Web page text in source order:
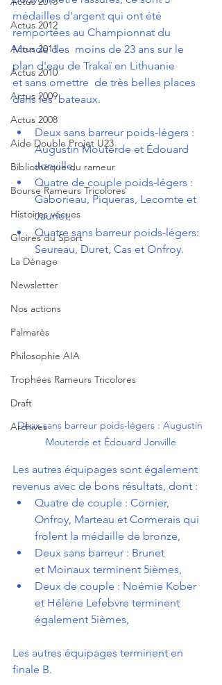
Actus 2012
Actus 2011
Actus 2010
Actus 2009
Actus 2008
Aide Double Projet U23
Bibliothèque du rameur
Bourse Rameurs Tricolores
Histoires vécues
Gloires du Sport
La Dénage
Newsletter
Nos actions
Palmarès
Philosophie AIA
Trophées Rameurs Tricolores
Draft
Archives
médailles d'argent qui ont été
remportées au Championnat du
Monde des  moins de 23 ans sur le
plan d'eau de Trakaï en Lithuanie
et sans omettre  de très belles places
dans les  bateaux.
Deux sans barreur poids-légers :
Augustin Mouterde et Édouard
Jonville,
Quatre de couple poids-légers :
Gaborieau, Piqueras, Lecomte et
Jaunet,
Quatre sans barreur poids-légers:
Seureau, Duret, Cas et Onfroy.
Deux sans barreur poids-légers : Augustin
Mouterde et Édouard Jonville
Les autres équipages sont également
revenus avec de bons résultats, dont :
Quatre de couple : Cornier,
Onfroy, Marteau et Cormerais qui
frolent la médaille de bronze,
Deux sans barreur : Brunet
et Moinaux terminent 5ièmes,
Deux de couple : Noémie Kober
et Hélène Lefebvre terminent
également 5ièmes,
Les autres équipages terminent en
finale B.